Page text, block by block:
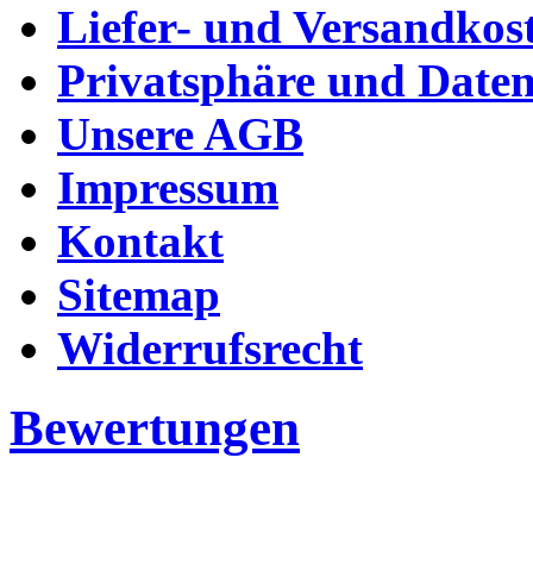
Liefer- und
Privatsphäre und
Unsere AGB
Impressum
Kontakt
Sitemap
Widerrufsrecht
Bewertungen